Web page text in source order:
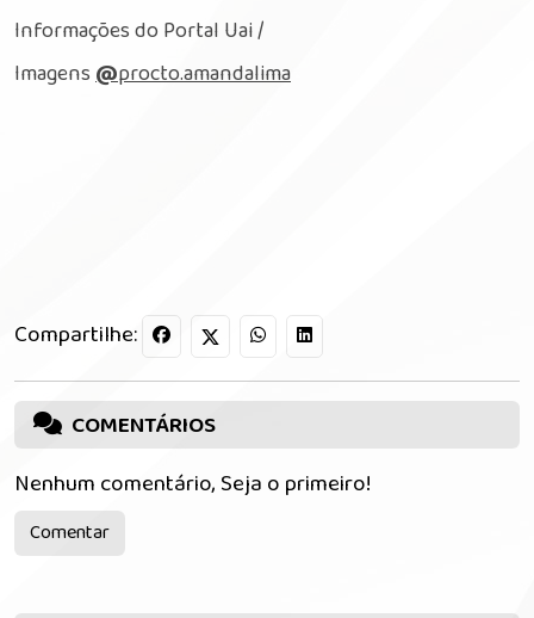
Informações do Portal Uai /
Imagens@procto.amandalima
Compartilhe:
COMENTÁRIOS
Nenhum comentário, Seja o primeiro!
Comentar